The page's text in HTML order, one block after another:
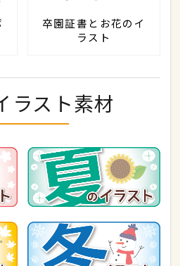
卒園証書とお花のイ
ラスト
ラスト素材